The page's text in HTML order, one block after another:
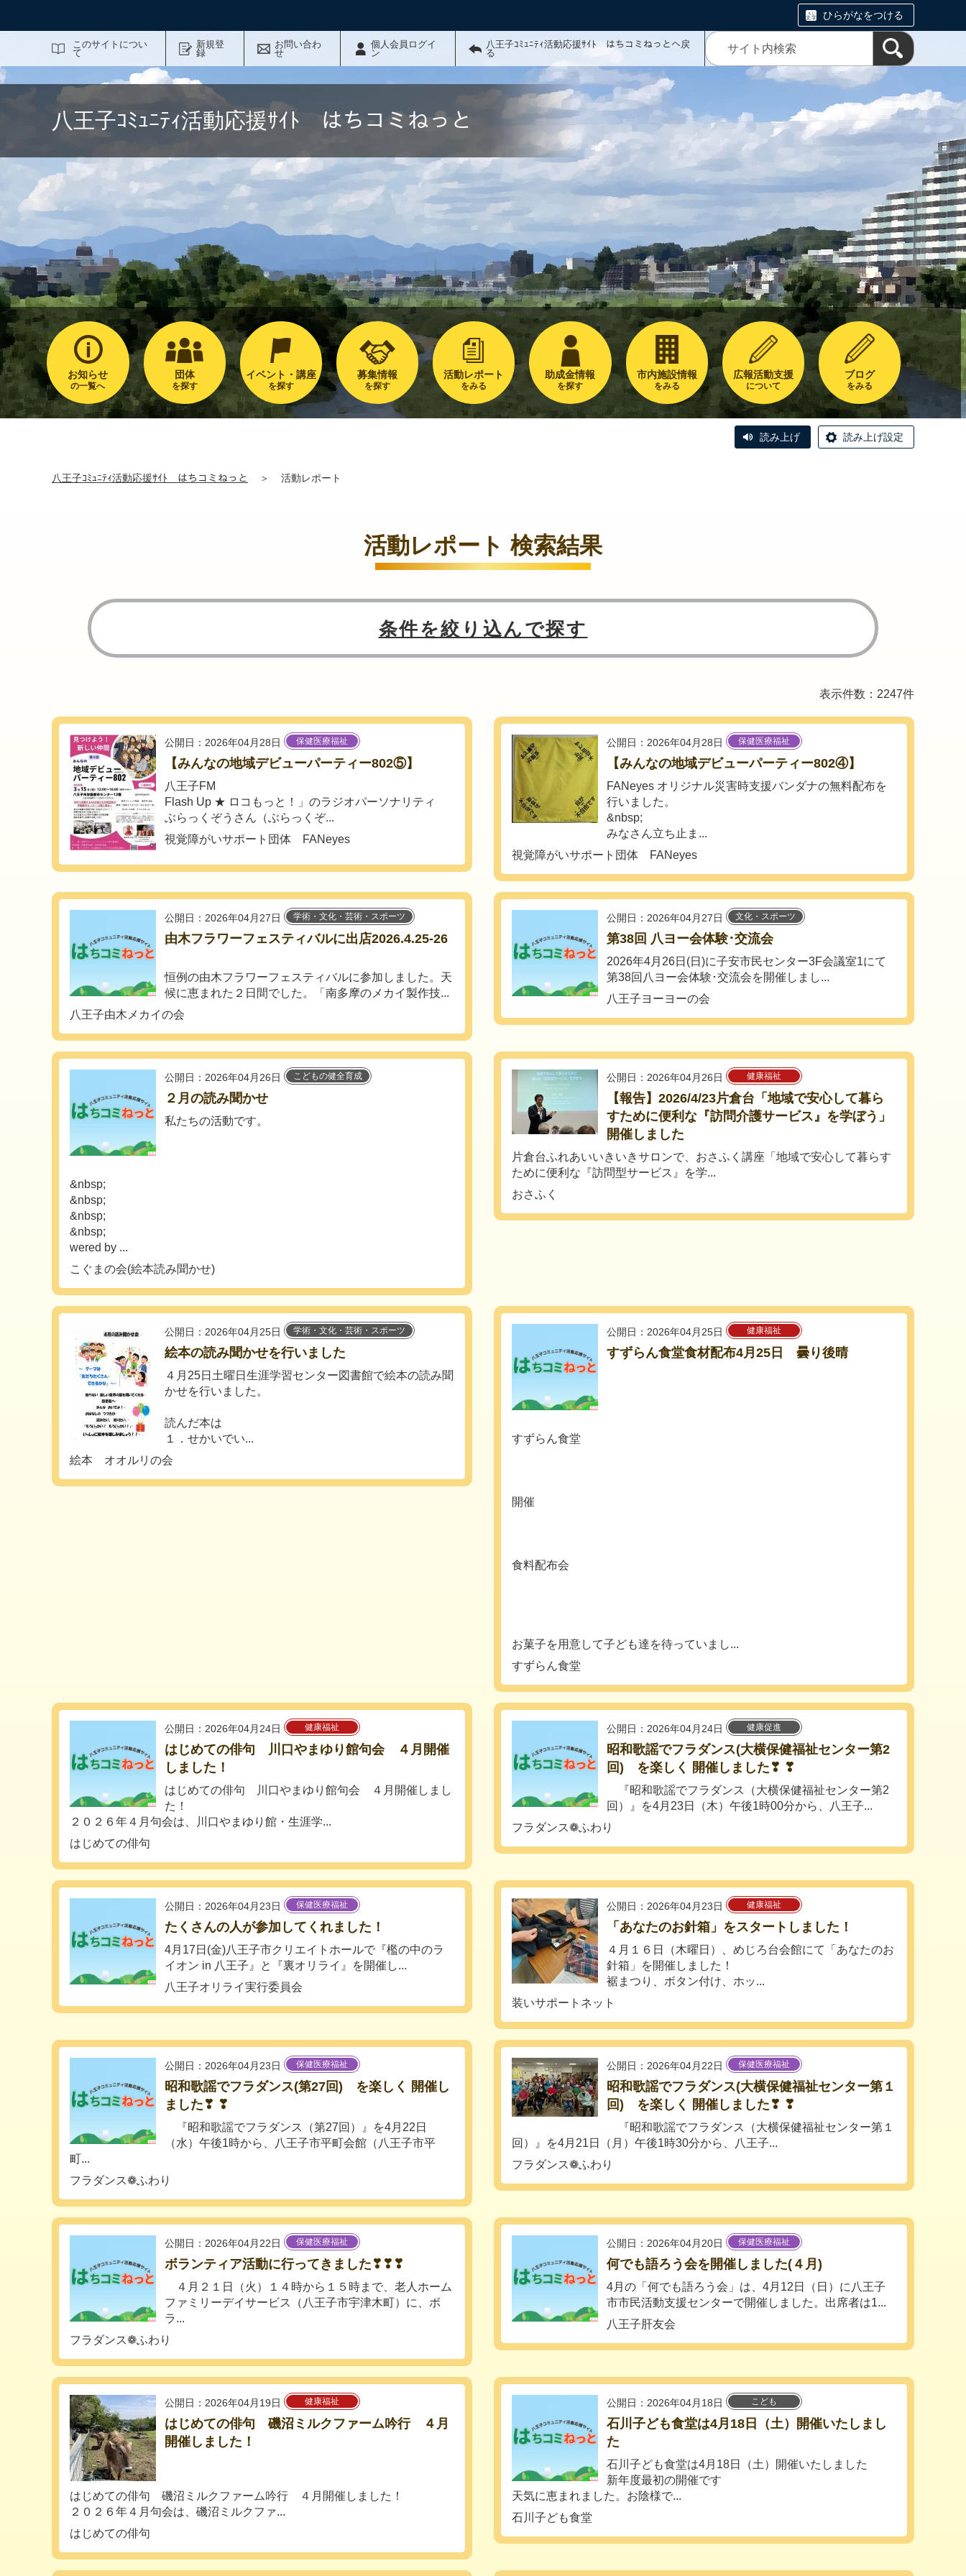
ひらがなをつける
このサイトについ
て
新規登
録
お問い合わ
せ
個人会員ログイ
ン
八王子ｺﾐｭﾆﾃｨ活動応援ｻｲﾄ はちコミねっとへ戻
る
八王子ｺﾐｭﾆﾃｨ活動応援ｻｲﾄ はちコミねっと
お知らせ
の一覧へ
団体
を探す
イベント・講座
を探す
募集情報
を探す
活動レポート
をみる
助成金情報
を探す
市内施設情報
をみる
広報活動支援
について
ブログ
をみる
読み上げ 読み上げ設定
八王子ｺﾐｭﾆﾃｨ活動応援ｻｲﾄ はちコミねっと ＞ 活動レポート
活動レポート 検索結果
条件を絞り込んで探す
表示件数：2247件
公開日：2026年04月28日 保健医療福祉
【みんなの地域デビューパーティー802⑤】
八王子FM
Flash Up ★ ロコもっと！」のラジオパーソナリティ
ぶらっくぞうさん（ぶらっくぞ...
視覚障がいサポート団体 FANeyes
公開日：2026年04月28日 保健医療福祉
【みんなの地域デビューパーティー802④】
FANeyes オリジナル災害時支援バンダナの無料配布を
行いました。
&nbsp;
みなさん立ち止ま...
視覚障がいサポート団体 FANeyes
公開日：2026年04月27日 学術・文化・芸術・スポーツ
由木フラワーフェスティバルに出店2026.4.25-26
恒例の由木フラワーフェスティバルに参加しました。天
候に恵まれた２日間でした。「南多摩のメカイ製作技...
八王子由木メカイの会
公開日：2026年04月27日 文化・スポーツ
第38回 八ヨー会体験･交流会
2026年4月26日(日)に子安市民センター3F会議室1にて
第38回八ヨー会体験･交流会を開催しまし...
八王子ヨーヨーの会
公開日：2026年04月26日 こどもの健全育成
２月の読み聞かせ
私たちの活動です。
&nbsp;
&nbsp;
&nbsp;
&nbsp;
wered by ...
こぐまの会(絵本読み聞かせ)
公開日：2026年04月26日 健康福祉
【報告】2026/4/23片倉台「地域で安心して暮ら
すために便利な『訪問介護サービス』を学ぼう」
開催しました
片倉台ふれあいいきいきサロンで、おさふく講座「地域で安心して暮らす
ために便利な『訪問型サービス』を学...
おさふく
公開日：2026年04月25日 学術・文化・芸術・スポーツ
絵本の読み聞かせを行いました
４月25日土曜日生涯学習センター図書館で絵本の読み聞
かせを行いました。
読んだ本は
１．せかいでい...
絵本 オオルリの会
公開日：2026年04月25日 健康福祉
すずらん食堂食材配布4月25日 曇り後晴
すずらん食堂
開催
食料配布会
お菓子を用意して子ども達を待っていまし...
すずらん食堂
公開日：2026年04月24日 健康福祉
はじめての俳句 川口やまゆり館句会 ４月開催
しました！
はじめての俳句 川口やまゆり館句会 ４月開催しまし
た！
２０２６年４月句会は、川口やまゆり館・生涯学...
はじめての俳句
公開日：2026年04月24日 健康促進
昭和歌謡でフラダンス(大横保健福祉センター第2
回) を楽しく 開催しました❣ ❣
『昭和歌謡でフラダンス（大横保健福祉センター第2
回）』を4月23日（木）午後1時00分から、八王子...
フラダンス❁ふわり
公開日：2026年04月23日 保健医療福祉
たくさんの人が参加してくれました！
4月17日(金)八王子市クリエイトホールで『檻の中のラ
イオン in 八王子』と『裏オリライ』を開催し...
八王子オリライ実行委員会
公開日：2026年04月23日 健康福祉
「あなたのお針箱」をスタートしました！
４月１６日（木曜日）、めじろ台会館にて「あなたのお
針箱」を開催しました！
裾まつり、ボタン付け、ホッ...
装いサポートネット
公開日：2026年04月23日 保健医療福祉
昭和歌謡でフラダンス(第27回) を楽しく 開催し
ました❣ ❣
『昭和歌謡でフラダンス（第27回）』を4月22日
（水）午後1時から、八王子市平町会館（八王子市平
町...
フラダンス❁ふわり
公開日：2026年04月22日 保健医療福祉
昭和歌謡でフラダンス(大横保健福祉センター第１
回) を楽しく 開催しました❣ ❣
『昭和歌謡でフラダンス（大横保健福祉センター第１
回）』を4月21日（月）午後1時30分から、八王子...
フラダンス❁ふわり
公開日：2026年04月22日 保健医療福祉
ボランティア活動に行ってきました❣❣❣
４月２１日（火）１４時から１５時まで、老人ホーム
ファミリーデイサービス（八王子市宇津木町）に、ボ
ラ...
フラダンス❁ふわり
公開日：2026年04月20日 保健医療福祉
何でも語ろう会を開催しました(４月)
4月の「何でも語ろう会」は、4月12日（日）に八王子
市市民活動支援センターで開催しました。出席者は1...
八王子肝友会
公開日：2026年04月19日 健康福祉
はじめての俳句 磯沼ミルクファーム吟行 ４月
開催しました！
はじめての俳句 磯沼ミルクファーム吟行 ４月開催しました！
２０２６年４月句会は、磯沼ミルクファ...
はじめての俳句
公開日：2026年04月18日 こども
石川子ども食堂は4月18日（土）開催いたしまし
た
石川子ども食堂は4月18日（土）開催いたしました
新年度最初の開催です
天気に恵まれました。お陰様で...
石川子ども食堂